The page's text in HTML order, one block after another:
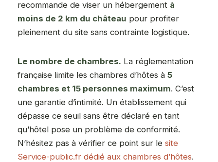
recommande de viser un hébergement à
moins de 2 km du château pour profiter
pleinement du site sans contrainte logistique.
Le nombre de chambres. La réglementation
française limite les chambres d’hôtes à 5
chambres et 15 personnes maximum. C’est
une garantie d’intimité. Un établissement qui
dépasse ce seuil sans être déclaré en tant
qu’hôtel pose un problème de conformité.
N’hésitez pas à vérifier ce point sur le site
Service-public.fr dédié aux chambres d’hôtes.